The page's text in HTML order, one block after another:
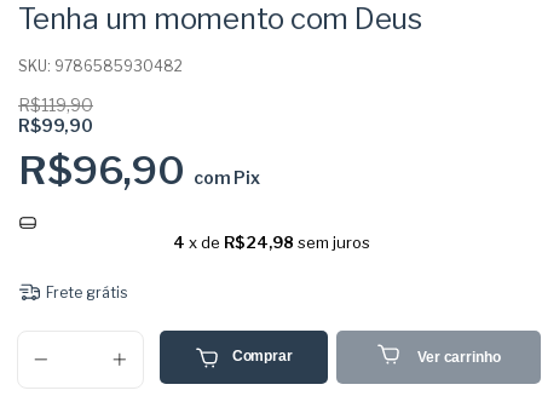
Tenha um momento com Deus
SKU: 9786585930482
R$119,90
R$99,90
R$96,90 com Pix
4 x de R$24,98 sem juros
Frete grátis
Comprar Ver carrinho